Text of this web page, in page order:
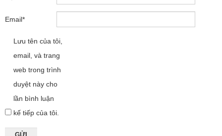
Email*
Lưu tên của tôi,
email, và trang
web trong trình
duyệt này cho
lần bình luận
kế tiếp của tôi.